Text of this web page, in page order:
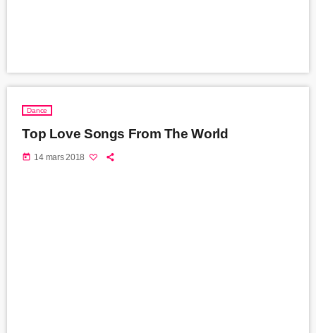
Dance
Top Love Songs From The World
today 14 mars 2018